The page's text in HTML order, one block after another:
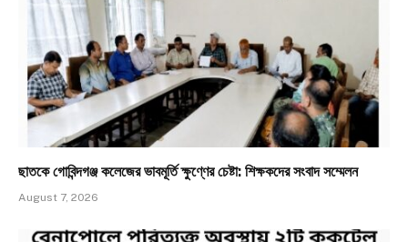
ছাতকে গোবিন্দগঞ্জ কলেজের ভাবমূর্তি ক্ষুণ্ণের চেষ্টা: শিক্ষকদের সংবাদ সম্মেলন
August 7, 2026